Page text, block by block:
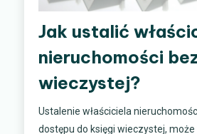
Jak ustalić
nieruchomości
wieczystej?
Ustalenie właściciela
dostępu do księgi wieczystej,